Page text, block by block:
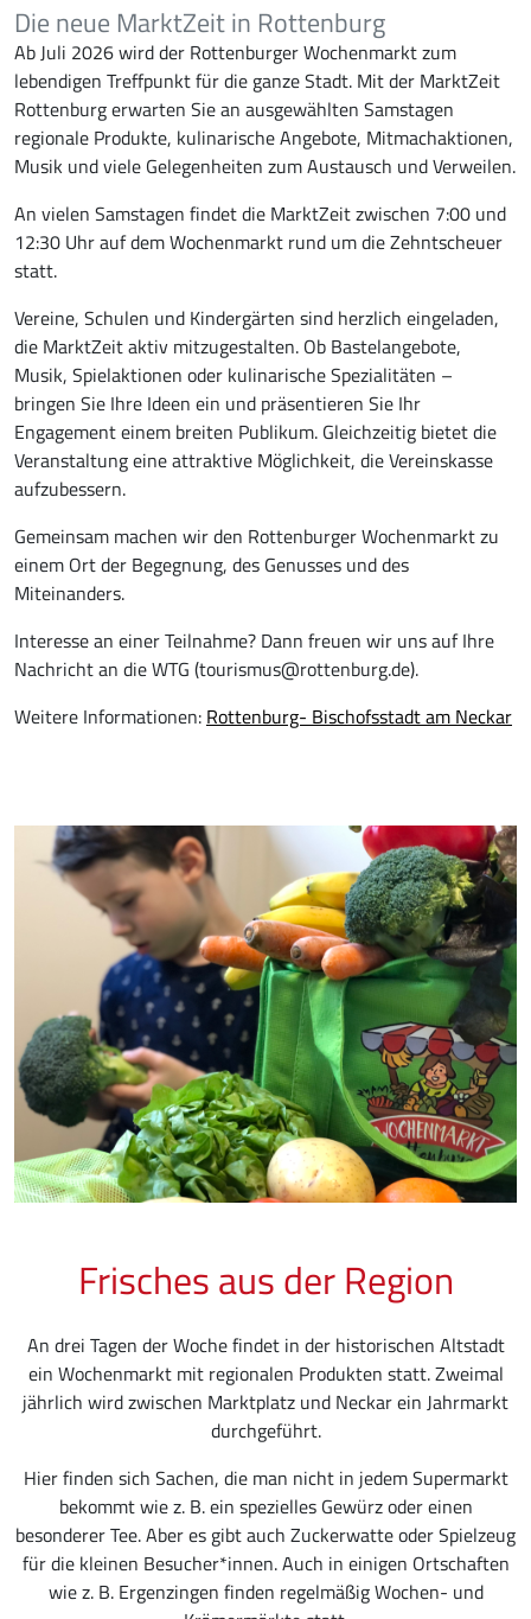
Die neue MarktZeit in Rottenburg
Ab Juli 2026 wird der Rottenburger Wochenmarkt zum
lebendigen Treffpunkt für die ganze Stadt. Mit der MarktZeit
Rottenburg erwarten Sie an ausgewählten Samstagen
regionale Produkte, kulinarische Angebote, Mitmachaktionen,
Musik und viele Gelegenheiten zum Austausch und Verweilen.
An vielen Samstagen findet die MarktZeit zwischen 7:00 und
12:30 Uhr auf dem Wochenmarkt rund um die Zehntscheuer
statt.
Vereine, Schulen und Kindergärten sind herzlich eingeladen,
die MarktZeit aktiv mitzugestalten. Ob Bastelangebote,
Musik, Spielaktionen oder kulinarische Spezialitäten –
bringen Sie Ihre Ideen ein und präsentieren Sie Ihr
Engagement einem breiten Publikum. Gleichzeitig bietet die
Veranstaltung eine attraktive Möglichkeit, die Vereinskasse
aufzubessern.
Gemeinsam machen wir den Rottenburger Wochenmarkt zu
einem Ort der Begegnung, des Genusses und des
Miteinanders.
Interesse an einer Teilnahme? Dann freuen wir uns auf Ihre
Nachricht an die WTG (tourismus@rottenburg.de).
Weitere Informationen: Rottenburg- Bischofsstadt am Neckar
Frisches aus der Region
An drei Tagen der Woche findet in der historischen Altstadt
ein Wochenmarkt mit regionalen Produkten statt. Zweimal
jährlich wird zwischen Marktplatz und Neckar ein Jahrmarkt
durchgeführt.
Hier finden sich Sachen, die man nicht in jedem Supermarkt
bekommt wie z. B. ein spezielles Gewürz oder einen
besonderer Tee. Aber es gibt auch Zuckerwatte oder Spielzeug
für die kleinen Besucher*innen. Auch in einigen Ortschaften
wie z. B. Ergenzingen finden regelmäßig Wochen- und